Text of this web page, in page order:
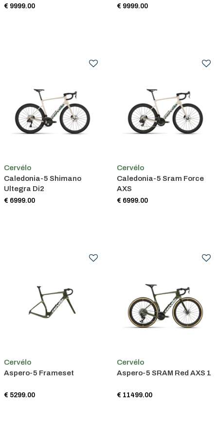
€ 9999.00 € 9999.00
Cervélo
Caledonia-5 Shimano
Ultegra Di2
€ 6999.00
Cervélo
Caledonia-5 Sram Force
AXS
€ 6999.00
Cervélo
Aspero-5 Frameset
€ 5299.00
Cervélo
Aspero-5 SRAM Red AXS 1
€ 11499.00